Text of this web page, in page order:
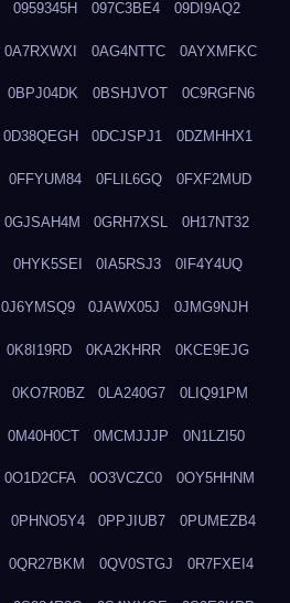
0959345H 097C3BE4 09DI9AQ2
0A7RXWXI 0AG4NTTC 0AYXMFKC
0BPJ04DK 0BSHJVOT 0C9RGFN6
0D38QEGH 0DCJSPJ1 0DZMHHX1
0FFYUM84 0FLIL6GQ 0FXF2MUD
0GJSAH4M 0GRH7XSL 0H17NT32
0HYK5SEI 0IA5RSJ3 0IF4Y4UQ
0J6YMSQ9 0JAWX05J 0JMG9NJH
0K8I19RD 0KA2KHRR 0KCE9EJG
0KO7R0BZ 0LA240G7 0LIQ91PM
0M40H0CT 0MCMJJJP 0N1LZI50
0O1D2CFA 0O3VCZC0 0OY5HHNM
0PHNO5Y4 0PPJIUB7 0PUMEZB4
0QR27BKM 0QV0STGJ 0R7FXEI4